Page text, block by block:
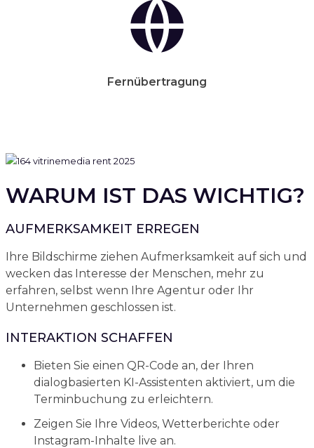
Fernübertragung
WARUM IST DAS WICHTIG?
AUFMERKSAMKEIT ERREGEN
Ihre Bildschirme ziehen Aufmerksamkeit auf sich und
wecken das Interesse der Menschen, mehr zu
erfahren, selbst wenn Ihre Agentur oder Ihr
Unternehmen geschlossen ist.
INTERAKTION SCHAFFEN
Bieten Sie einen QR-Code an, der Ihren
dialogbasierten KI-Assistenten aktiviert, um die
Terminbuchung zu erleichtern.
Zeigen Sie Ihre Videos, Wetterberichte oder
Instagram-Inhalte live an.